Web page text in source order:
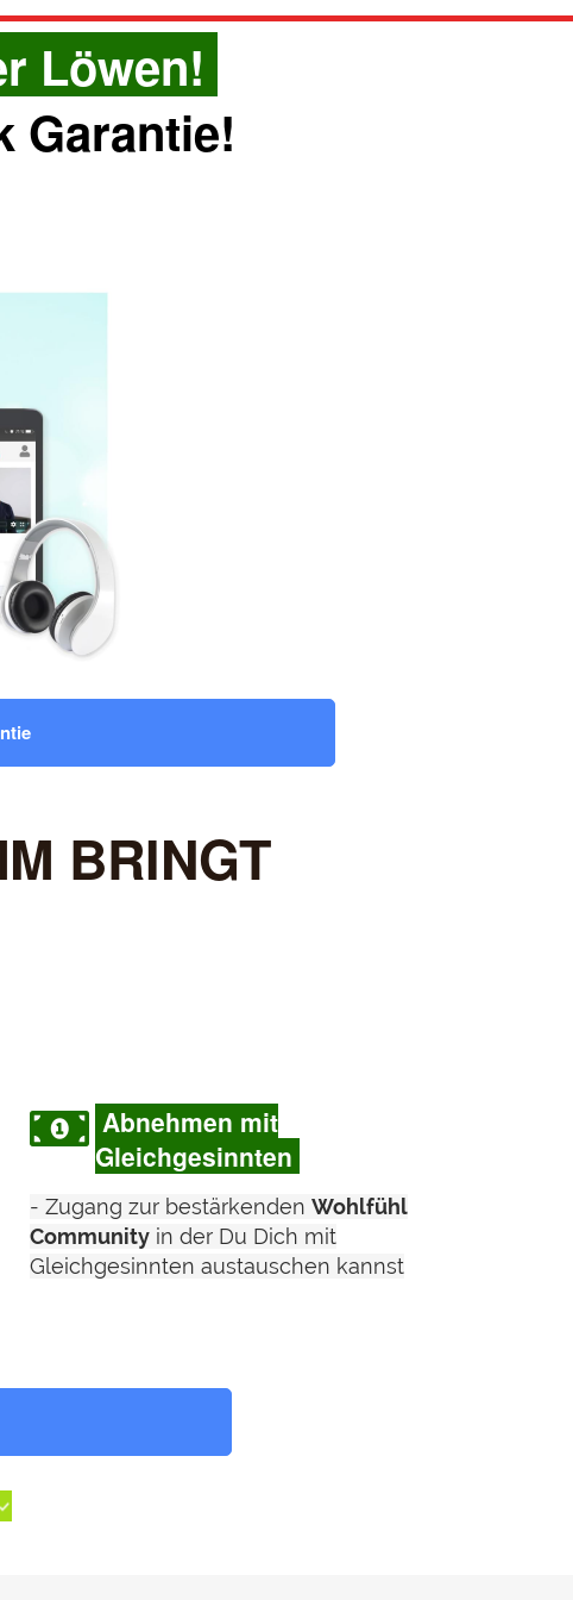
Löwen!
Garantie!
BRINGT
Abnehmen mit
Gleichgesinnten
- Zugang zur bestärkenden Wohlfühl
Communityin der Du Dich mit
Gleichgesinnten austauschen kannst